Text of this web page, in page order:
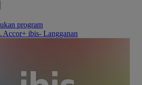
program
Accor+ ibis- Langganan